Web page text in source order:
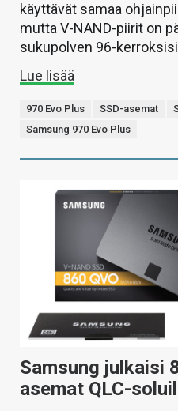
käyttävät samaa
mutta V-NAND-piirit on
sukupolven 96-
Lue lisää
970 Evo Plus SSD-asemat
Samsung 970 Evo Plus
Samsung julkaisi
asemat QLC-